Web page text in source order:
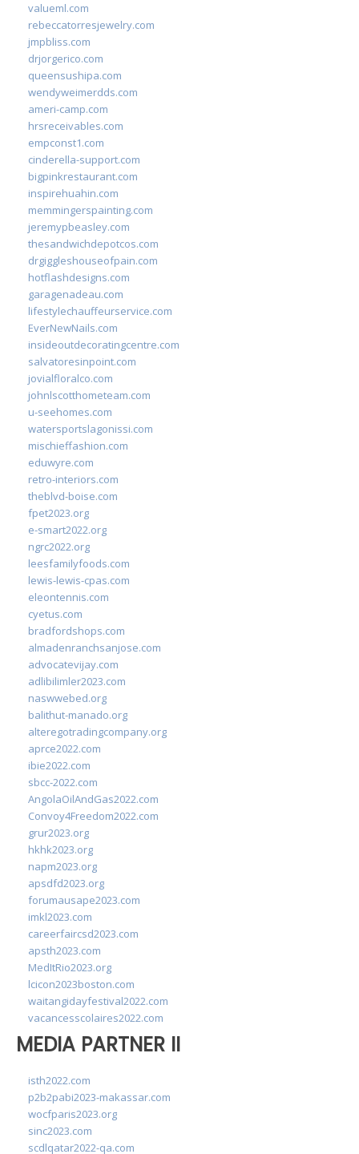
valueml.com
rebeccatorresjewelry.com
jmpbliss.com
drjorgerico.com
queensushipa.com
wendyweimerdds.com
ameri-camp.com
hrsreceivables.com
empconst1.com
cinderella-support.com
bigpinkrestaurant.com
inspirehuahin.com
memmingerspainting.com
jeremypbeasley.com
thesandwichdepotcos.com
drgiggleshouseofpain.com
hotflashdesigns.com
garagenadeau.com
lifestylechauffeurservice.com
EverNewNails.com
insideoutdecoratingcentre.com
salvatoresinpoint.com
jovialfloralco.com
johnlscotthometeam.com
u-seehomes.com
watersportslagonissi.com
mischieffashion.com
eduwyre.com
retro-interiors.com
theblvd-boise.com
fpet2023.org
e-smart2022.org
ngrc2022.org
leesfamilyfoods.com
lewis-lewis-cpas.com
eleontennis.com
cyetus.com
bradfordshops.com
almadenranchsanjose.com
advocatevijay.com
adlibilimler2023.com
naswwebed.org
balithut-manado.org
alteregotradingcompany.org
aprce2022.com
ibie2022.com
sbcc-2022.com
AngolaOilAndGas2022.com
Convoy4Freedom2022.com
grur2023.org
hkhk2023.org
napm2023.org
apsdfd2023.org
forumausape2023.com
imkl2023.com
careerfaircsd2023.com
apsth2023.com
MedItRio2023.org
lcicon2023boston.com
waitangidayfestival2022.com
vacancesscolaires2022.com
MEDIA PARTNER II
isth2022.com
p2b2pabi2023-makassar.com
wocfparis2023.org
sinc2023.com
scdlqatar2022-qa.com